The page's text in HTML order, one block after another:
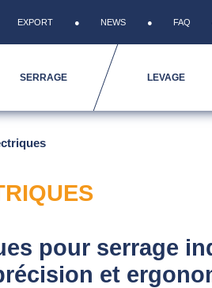
EXPORT NEWS FAQ
SERRAGE LEVAGE
pour serrage
et